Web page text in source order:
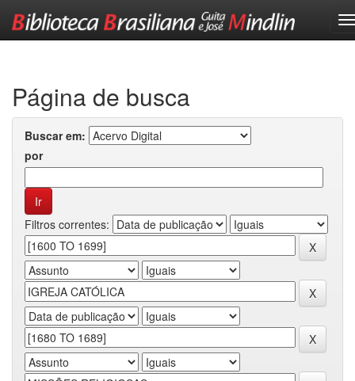
Página de busca
Buscar em:
por
Filtros correntes: